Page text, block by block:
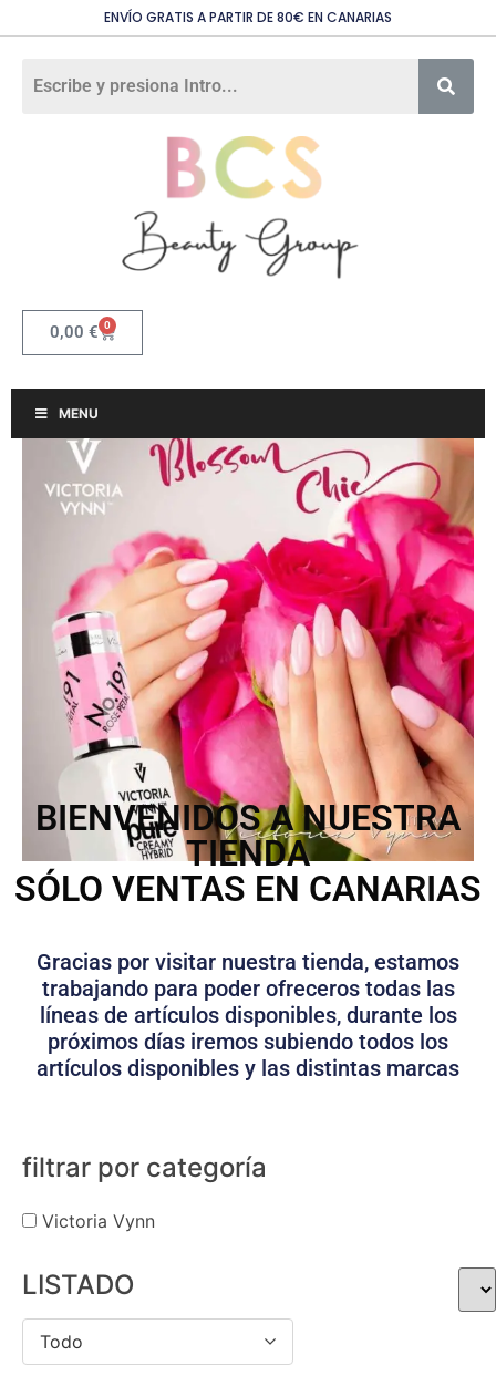
ENVÍO GRATIS A PARTIR DE 80€ EN CANARIAS
0,00 € 0
MENU
BIENVENIDOS A NUESTRA
TIENDA
SÓLO VENTAS EN CANARIAS
Gracias por visitar nuestra tienda, estamos
trabajando para poder ofreceros todas las
líneas de artículos disponibles, durante los
próximos días iremos subiendo todos los
artículos disponibles y las distintas marcas
filtrar por categoría
Victoria Vynn
LISTADO
Todo